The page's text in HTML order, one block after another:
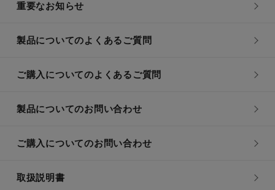
重要なお知らせ
製品についてのよくあるご質問
ご購入についてのよくあるご質問
製品についてのお問い合わせ
ご購入についてのお問い合わせ
取扱説明書